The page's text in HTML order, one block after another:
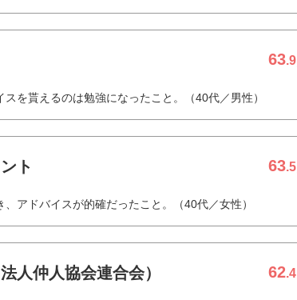
63.9
を貰えるのは勉強になったこと。（40代／男性）
ト 63.5
アドバイスが的確だったこと。（40代／女性）
人仲人協会連合会） 62.4